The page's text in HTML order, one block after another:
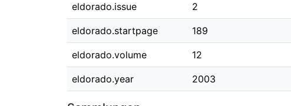
eldorado.issue 2
eldorado.startpage 189
eldorado.volume 12
eldorado.year 2003